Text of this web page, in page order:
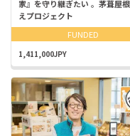
家』を守り継ぎたい 。茅葺屋
えプロジェクト
FUNDED
1,411,000JPY